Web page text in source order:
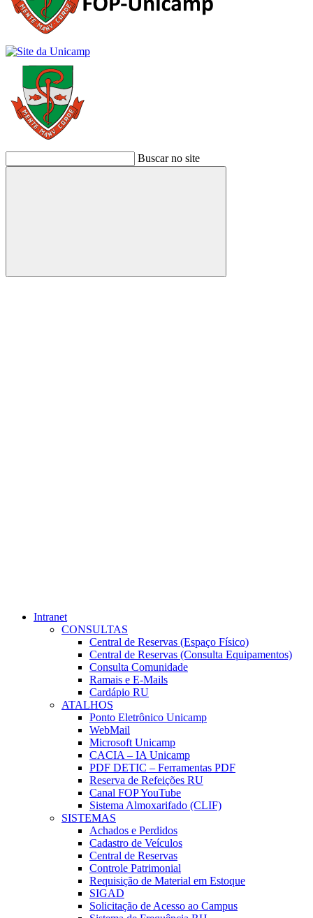
Buscar no site
Buscar
Intranet
CONSULTAS
Central de Reservas (Espaço Físico)
Central de Reservas (Consulta Equipamentos)
Consulta Comunidade
Ramais e E-Mails
Cardápio RU
ATALHOS
Ponto Eletrônico Unicamp
WebMail
Microsoft Unicamp
CACIA – IA Unicamp
PDF DETIC – Ferramentas PDF
Reserva de Refeições RU
Canal FOP YouTube
Sistema Almoxarifado (CLIF)
SISTEMAS
Achados e Perdidos
Cadastro de Veículos
Central de Reservas
Controle Patrimonial
Requisição de Material em Estoque
SIGAD
Solicitação de Acesso ao Campus